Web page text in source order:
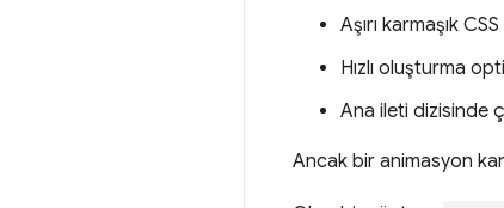
Aşırı karmaşık
Hızlı oluşturma
Ana ileti dizisinde
Ancak bir animasyon